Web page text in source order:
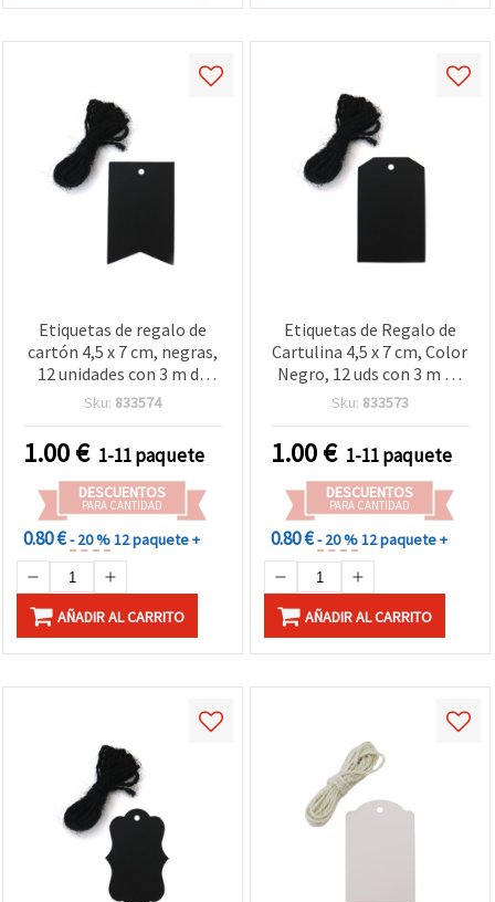
Etiquetas de regalo de
cartón 4,5 x 7 cm, negras,
12 unidades con 3 m de
cordel para manualidades
Sku: 833574
1.00€ 1-11 paquete
DESCUENTOS
PARA CANTIDAD
0.80 €- 20 %12 paquete +
AÑADIR AL CARRITO
Etiquetas de Regalo de
Cartulina 4,5 x 7 cm, Color
Negro, 12 uds con 3 m de
cordel para manualidades
Sku: 833573
1.00€ 1-11 paquete
DESCUENTOS
PARA CANTIDAD
0.80 €- 20 %12 paquete +
AÑADIR AL CARRITO